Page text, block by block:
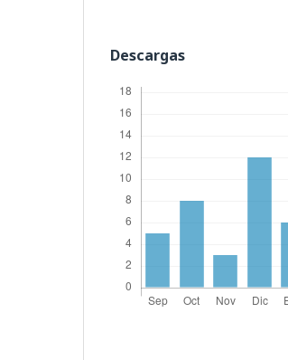
Descargas